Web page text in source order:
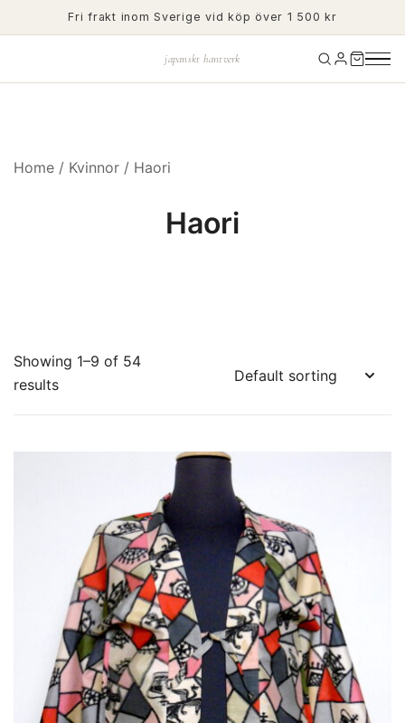
to
Fri frakt inom Sverige vid köp över 1 500 kr
japanskt hantverk
Home / Kvinnor / Haori
Haori
Showing 1–9 of 54
results